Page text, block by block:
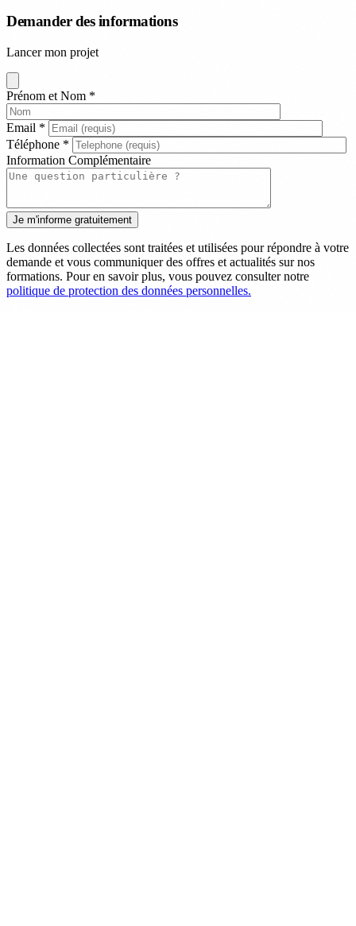
Demander des informations
Lancer mon projet
Prénom et Nom *
Email *
Téléphone *
Information Complémentaire
Les données collectées sont traitées et utilisées pour répondre à votre
demande et vous communiquer des offres et actualités sur nos
formations. Pour en savoir plus, vous pouvez consulter notre
politique de protection des données personnelles.